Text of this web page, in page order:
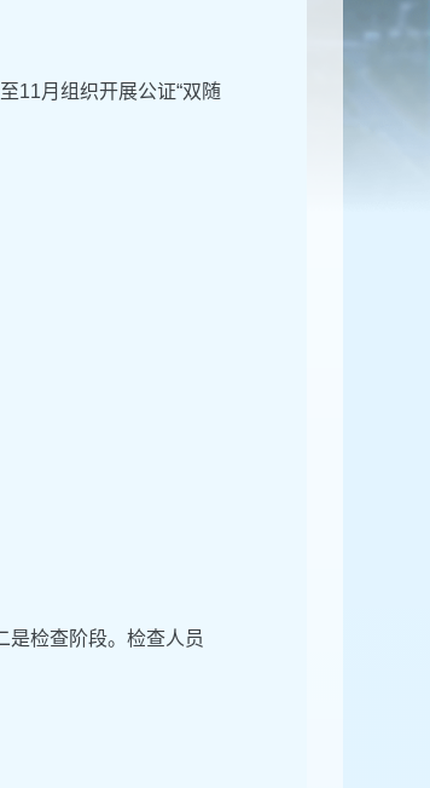
11月组织开展公证“双随
是检查阶段。检查人员